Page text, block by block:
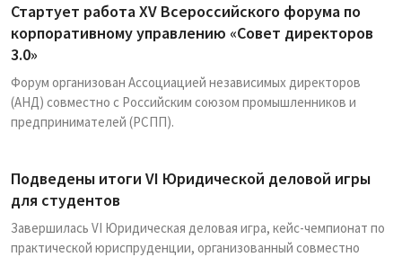
Стартует работа XV Всероссийского форума по
корпоративному управлению «Совет директоров
3.0»
Форум организован Ассоциацией независимых директоров
(АНД) совместно с Российским союзом промышленников и
предпринимателей (РСПП).
Подведены итоги VI Юридической деловой игры
для студентов
Завершилась VI Юридическая деловая игра, кейс-чемпионат по
практической юриспруденции, организованный совместно